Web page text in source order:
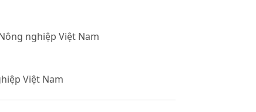
nghiệp Việt Nam
Việt Nam